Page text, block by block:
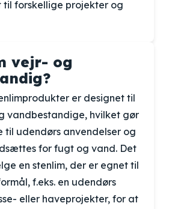
forskellige projekter og
vejr- og
er designet til
vandbestandige, hvilket gør
til udendørs anvendelser og
for fugt og vand. Det
en stenlim, der er egnet til
f.eks. en udendørs
eller haveprojekter, for at